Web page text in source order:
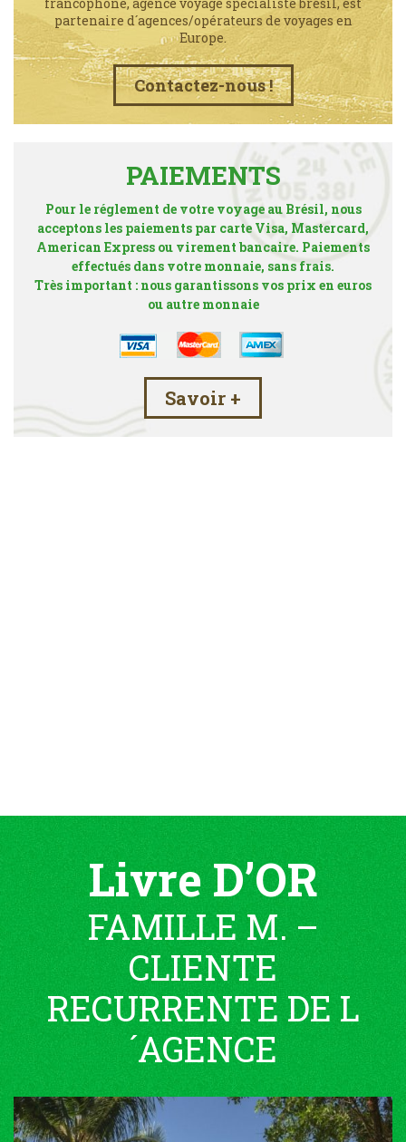
francophone, agence voyage spécialiste brésil, est
partenaire d´agences/opérateurs de voyages en
Europe.
Contactez-nous !
PAIEMENTS
Pour le réglement de votre voyage au Brésil, nous
acceptons les paiements par carte Visa, Mastercard,
American Express ou virement bancaire. Paiements
effectués dans votre monnaie, sans frais.
Très important : nous garantissons vos prix en euros
ou autre monnaie
Savoir +
Livre D’OR
FAMILLE M. –
CLIENTE
RECURRENTE DE L
´AGENCE